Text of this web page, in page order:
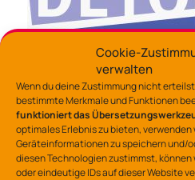
Cookie-
verwalten
Wenn du deine Zustimmung nicht
bestimmte Merkmale und Funktionen
funktioniert das
optimales Erlebnis zu bieten,
Geräteinformationen zu speichern und/
diesen Technologien zustimmst,
oder eindeutige IDs auf dieser Website
Verein zur Förderung von
interkulturelle Verständigung